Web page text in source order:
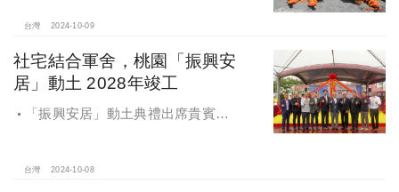
台灣 2024-10-09
社宅結合軍舍，桃園「振興安
居」動土 2028年竣工
「振興安居」動土典禮出席貴賓有
財政部國有財產署曾國基署長、桃園
台灣 2024-10-08